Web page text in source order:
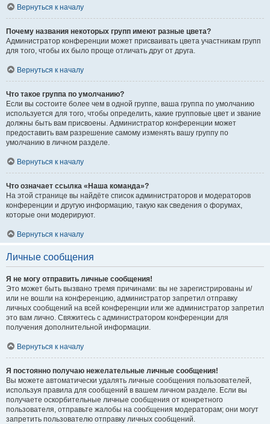
Вернуться к началу
Почему названия некоторых групп имеют разные цвета?
Администратор конференции может присваивать цвета участникам групп
для того, чтобы их было проще отличать друг от друга.
Вернуться к началу
Что такое группа по умолчанию?
Если вы состоите более чем в одной группе, ваша группа по умолчанию
используется для того, чтобы определить, какие групповые цвет и звание
должны быть вам присвоены. Администратор конференции может
предоставить вам разрешение самому изменять вашу группу по
умолчанию в личном разделе.
Вернуться к началу
Что означает ссылка «Наша команда»?
На этой странице вы найдёте список администраторов и модераторов
конференции и другую информацию, такую как сведения о форумах,
которые они модерируют.
Вернуться к началу
Личные сообщения
Я не могу отправить личные сообщения!
Это может быть вызвано тремя причинами: вы не зарегистрированы и/
или не вошли на конференцию, администратор запретил отправку
личных сообщений на всей конференции или же администратор запретил
это вам лично. Свяжитесь с администратором конференции для
получения дополнительной информации.
Вернуться к началу
Я постоянно получаю нежелательные личные сообщения!
Вы можете автоматически удалять личные сообщения пользователей,
используя правила для сообщений в вашем личном разделе. Если вы
получаете оскорбительные личные сообщения от конкретного
пользователя, отправьте жалобы на сообщения модераторам; они могут
запретить пользователю отправку личных сообщений.